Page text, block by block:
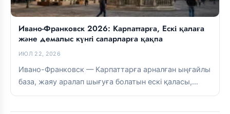
Ивано-Франковск 2026: Карпаттарға, Ескі қалаға
және демалыс күнгі сапарларға қақпа
ИЮЛ 22, 2026
Ивано-Франковск — Карпаттарға арналған ыңғайлы
база, жаяу аралап шығуға болатын ескі қаласы,
жақсы асханасы және таулы бағыттарға тікелей...